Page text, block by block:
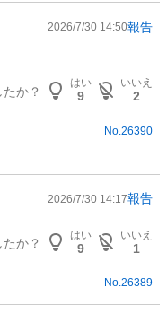
2026/7/30 14:50報告
か？
はい
9
いいえ
2
No. 26390
2026/7/30 14:17報告
か？
はい
9
いいえ
1
No.26389